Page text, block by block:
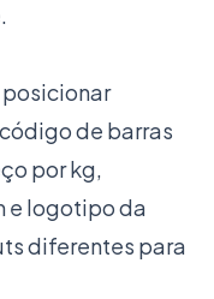
de barras
por kg,
e logotipo da
diferentes para